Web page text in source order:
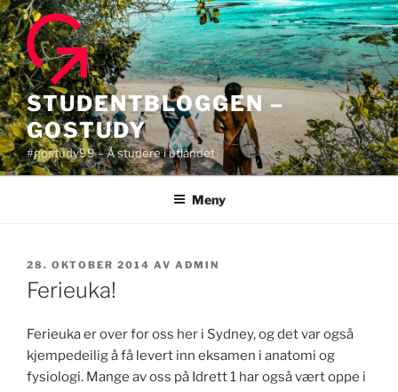
Gå
til
innhold
STUDENTBLOGGEN –
GOSTUDY
#gostudy99 – Å studere i utlandet
Meny
PUBLISERT
28. OKTOBER 2014 AV ADMIN
Ferieuka!
Ferieuka er over for oss her i Sydney, og det var også
kjempedeilig å få levert inn eksamen i anatomi og
fysiologi. Mange av oss på Idrett 1 har også vært oppe i